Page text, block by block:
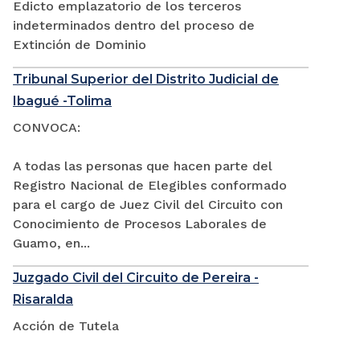
Edicto emplazatorio de los terceros
indeterminados dentro del proceso de
Extinción de Dominio
Tribunal Superior del Distrito Judicial de
Ibagué -Tolima
CONVOCA:
A todas las personas que hacen parte del
Registro Nacional de Elegibles conformado
para el cargo de Juez Civil del Circuito con
Conocimiento de Procesos Laborales de
Guamo, en...
Juzgado Civil del Circuito de Pereira -
Risaralda
Acción de Tutela